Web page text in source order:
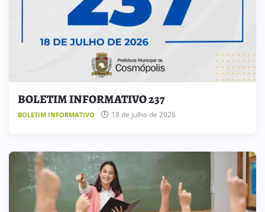
BOLETIM INFORMATIVO 237
BOLETIM INFORMATIVO 18 de julho de 2026